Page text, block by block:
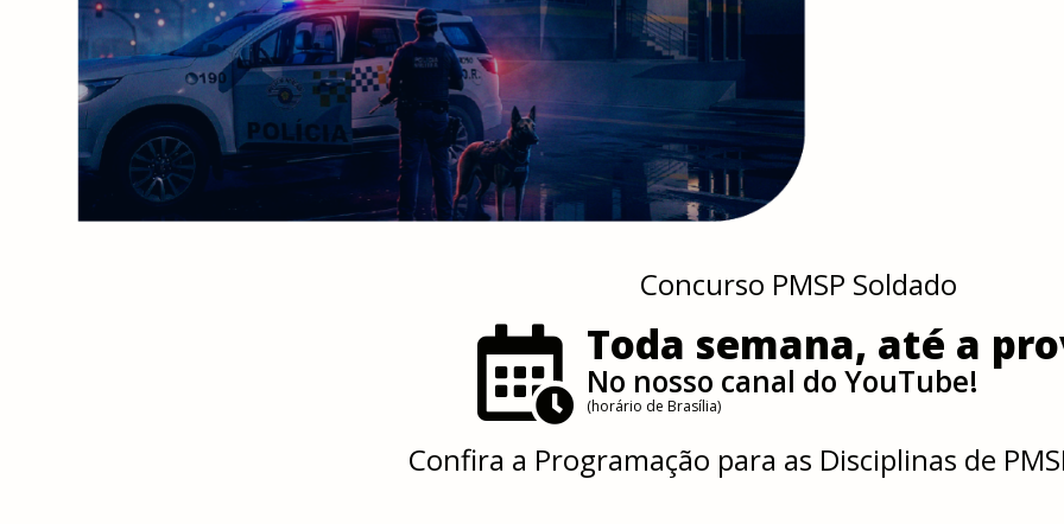
Concurso PMSP Soldado
Toda semana, até a
No nosso canal do YouTube!
(horário de Brasília)
Confira a Programação para as Disciplinas de